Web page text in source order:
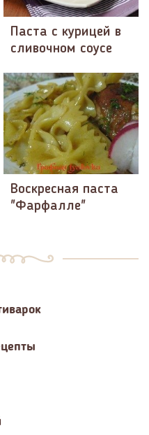
Паста с курицей в
сливочном соусе
Воскресная паста
"Фарфалле"